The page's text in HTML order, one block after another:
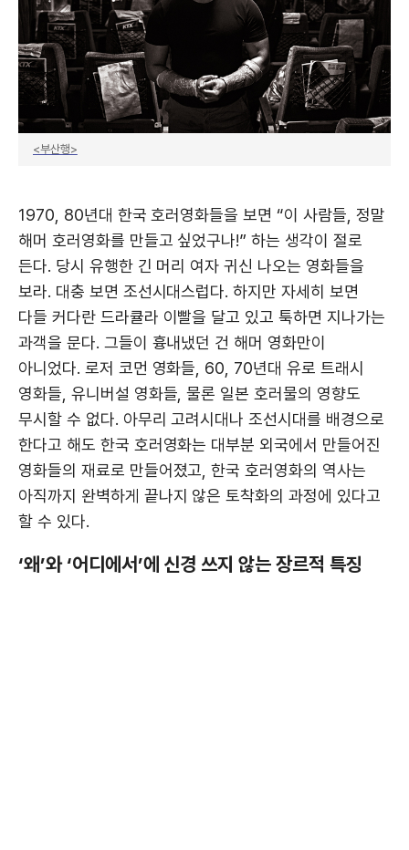
<부산행>
1970, 80년대 한국 호러영화들을 보면 “이 사람들, 정말
해머 호러영화를 만들고 싶었구나!” 하는 생각이 절로
든다. 당시 유행한 긴 머리 여자 귀신 나오는 영화들을
보라. 대충 보면 조선시대스럽다. 하지만 자세히 보면
다들 커다란 드라큘라 이빨을 달고 있고 툭하면 지나가는
과객을 문다. 그들이 흉내냈던 건 해머 영화만이
아니었다. 로저 코먼 영화들, 60, 70년대 유로 트래시
영화들, 유니버설 영화들, 물론 일본 호러물의 영향도
무시할 수 없다. 아무리 고려시대나 조선시대를 배경으로
한다고 해도 한국 호러영화는 대부분 외국에서 만들어진
영화들의 재료로 만들어졌고, 한국 호러영화의 역사는
아직까지 완벽하게 끝나지 않은 토착화의 과정에 있다고
할 수 있다.
‘왜’와 ‘어디에서’에 신경 쓰지 않는 장르적 특징